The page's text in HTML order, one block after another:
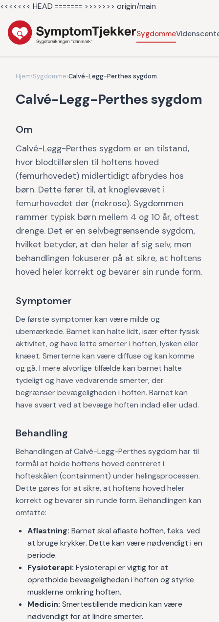
<<<<<<< HEAD ======= >>>>>>> origin/main
Sygdomme
Hjem›Sygdomme›Calvé-Legg-Perthes sygdom
Calvé-Legg-Perthes sygdom
Om
Calvé-Legg-Perthes sygdom er en tilstand,
hvor blodtilførslen til hoftens hoved
(femurhovedet) midlertidigt afbrydes hos
børn. Dette fører til, at knoglevævet i
femurhovedet dør (nekrose). Sygdommen
rammer typisk børn mellem 4 og 10 år, oftest
drenge. Det er en selvbegrænsende sygdom,
hvilket betyder, at den heler af sig selv, men
behandlingen fokuserer på at sikre, at hoftens
hoved heler korrekt og bevarer sin runde form.
Symptomer
De første symptomer kan være milde og
ubemærkede. Barnet kan halte lidt, især efter fysisk
aktivitet, og have lette smerter i hoften, lysken eller
knæet. Smerterne kan være diffuse og kan komme
og gå. I mere alvorlige tilfælde kan barnet halte
tydeligt og have vedvarende smerter, der
begrænser bevægeligheden i hoften. Barnet kan
have svært ved at bevæge hoften indad eller udad.
Behandling
Behandlingen af Calvé-Legg-Perthes sygdom har til
formål at holde hoftens hoved centreret i
hofteskålen (containment) under helingsprocessen.
Dette gøres for at sikre, at hoftens hoved heler
korrekt og bevarer sin runde form. Behandlingen kan
omfatte:
Aflastning: Barnet skal aflaste hoften, f.eks. ved
at bruge krykker. Dette kan være nødvendigt i en
periode.
Fysioterapi: Fysioterapi er vigtig for at
opretholde bevægeligheden i hoften og styrke
musklerne omkring hoften.
Medicin: Smertestillende medicin kan være
nødvendigt for at lindre smerter.